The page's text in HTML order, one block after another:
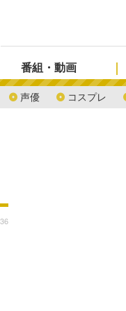
声優 コスプレ
番組・動画